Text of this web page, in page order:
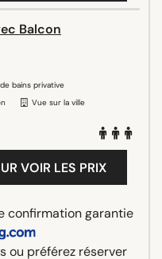
Balcon
bains privative
Vue sur la ville
VOIR LES PRIX
confirmation garantie
ou préférez réserver